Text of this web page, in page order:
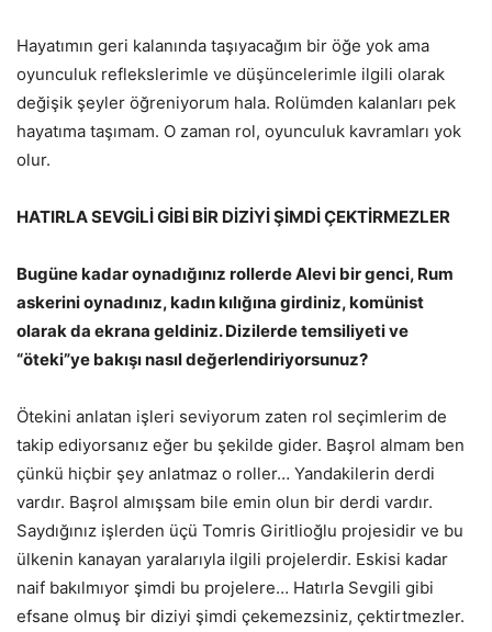
Hayatımın geri kalanında taşıyacağım bir öğe yok ama
oyunculuk reflekslerimle ve düşüncelerimle ilgili olarak
değişik şeyler öğreniyorum hala. Rolümden kalanları pek
hayatıma taşımam. O zaman rol, oyunculuk kavramları yok
olur.
HATIRLA SEVGİLİ GİBİ BİR DİZİYİ ŞİMDİ ÇEKTİRMEZLER
Bugüne kadar oynadığınız rollerde Alevi bir genci, Rum
askerini oynadınız, kadın kılığına girdiniz, komünist
olarak da ekrana geldiniz. Dizilerde temsiliyeti ve
“öteki”ye bakışı nasıl değerlendiriyorsunuz?
Ötekini anlatan işleri seviyorum zaten rol seçimlerim de
takip ediyorsanız eğer bu şekilde gider. Başrol almam ben
çünkü hiçbir şey anlatmaz o roller… Yandakilerin derdi
vardır. Başrol almışsam bile emin olun bir derdi vardır.
Saydığınız işlerden üçü Tomris Giritlioğlu projesidir ve bu
ülkenin kanayan yaralarıyla ilgili projelerdir. Eskisi kadar
naif bakılmıyor şimdi bu projelere… Hatırla Sevgili gibi
efsane olmuş bir diziyi şimdi çekemezsiniz, çektirtmezler.